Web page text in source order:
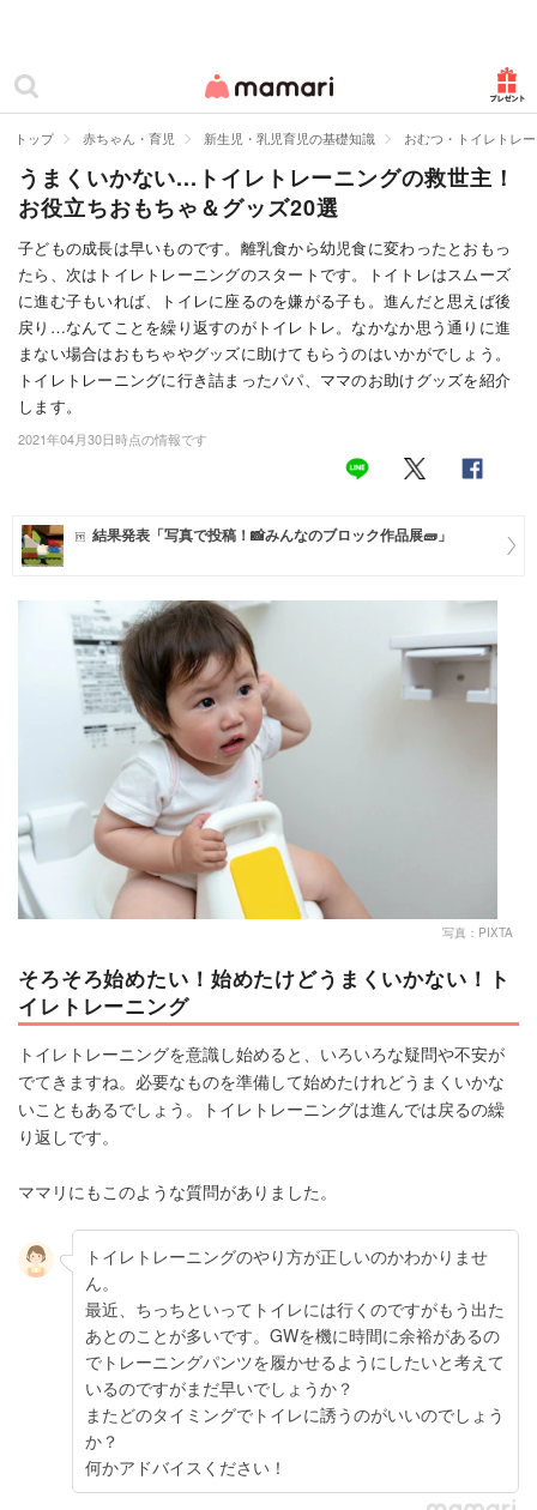
ママリ
カテゴリー一覧
妊娠
出産
赤ちゃん・育児
子育て・家族
病院
住まい
トレンド・イベント
トップ 赤ちゃん・育児 新生児・乳児育児の基礎知識 おむつ・トイレトレ
うまくいかない...トイレトレーニングの救世主！
お役立ちおもちゃ＆グッズ20選
子どもの成長は早いものです。離乳食から幼児食に変わったとおもっ
たら、次はトイレトレーニングのスタートです。トイトレはスムーズ
に進む子もいれば、トイレに座るのを嫌がる子も。進んだと思えば後
戻り…なんてことを繰り返すのがトイレトレ。なかなか思う通りに進
まない場合はおもちゃやグッズに助けてもらうのはいかがでしょう。
トイレトレーニングに行き詰まったパパ、ママのお助けグッズを紹介
します。
2021年04月30日時点の情報です
結果発表「写真で投稿！📸みんなのブロック作品展🧱」
写真：PIXTA
そろそろ始めたい！始めたけどうまくいかない！ト
イレトレーニング
トイレトレーニングを意識し始めると、いろいろな疑問や不安が
でてきますね。必要なものを準備して始めたけれどうまくいかな
いこともあるでしょう。トイレトレーニングは進んでは戻るの繰
り返しです。
ママリにもこのような質問がありました。
トイレトレーニングのやり方が正しいのかわかりませ
ん。
最近、ちっちといってトイレには行くのですがもう出た
あとのことが多いです。GWを機に時間に余裕があるの
でトレーニングパンツを履かせるようにしたいと考えて
いるのですがまだ早いでしょうか？
またどのタイミングでトイレに誘うのがいいのでしょう
か？
何かアドバイスください！